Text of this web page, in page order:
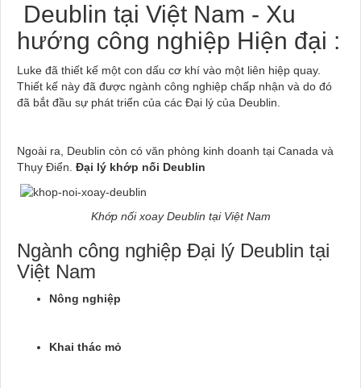
Deublin tại Việt Nam - Xu
hướng công nghiệp Hiện đại :
Luke đã thiết kế một con dấu cơ khí vào một liên hiệp quay.
Thiết kế này đã được ngành công nghiệp chấp nhận và do đó
đã bắt đầu sự phát triển của các Đại lý của Deublin.
Ngoài ra, Deublin còn có văn phòng kinh doanh tại Canada và
Thụy Điển. Đại lý khớp nối Deublin
Khớp nối xoay Deublin tại Việt Nam
Ngành công nghiệp Đại lý Deublin tại
Việt Nam
Nông nghiệp
Khai thác mỏ